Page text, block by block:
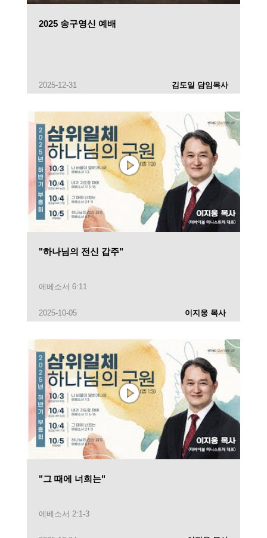
2025 송구영신 예배
2025-12-31 김도일 담임목사
"하나님의 전신 갑주"
에베소서 6:11
2025-10-05 이지웅 목사
"그 때에 너희는"
에베소서 2:1-3